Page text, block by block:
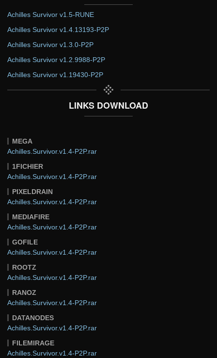
Achilles Survivor v1.5-RUNE
Achilles Survivor v1.4.13193-P2P
Achilles Survivor v1.3.0-P2P
Achilles Survivor v1.2.9988-P2P
Achilles Survivor v1.19430-P2P
LINKS DOWNLOAD
MEGA
Achilles.Survivor.v1.4-P2P.rar
1FICHIER
Achilles.Survivor.v1.4-P2P.rar
PIXELDRAIN
Achilles.Survivor.v1.4-P2P.rar
MEDIAFIRE
Achilles.Survivor.v1.4-P2P.rar
GOFILE
Achilles.Survivor.v1.4-P2P.rar
ROOTZ
Achilles.Survivor.v1.4-P2P.rar
RANOZ
Achilles.Survivor.v1.4-P2P.rar
DATANODES
Achilles.Survivor.v1.4-P2P.rar
FILEMIRAGE
Achilles.Survivor.v1.4-P2P.rar